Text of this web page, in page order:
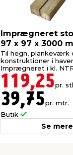
Imprægneret
97 x 97 x 3000
Til hegn, plankeværk
konstruktioner i
Imprægneret i kl.
119,25pr.
39,75pr. mtr.
Butik
Se mere